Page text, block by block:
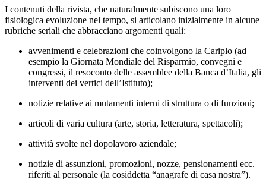
I contenuti della rivista, che naturalmente subiscono una loro
fisiologica evoluzione nel tempo, si articolano inizialmente in alcune
rubriche seriali che abbracciano argomenti quali:
avvenimenti e celebrazioni che coinvolgono la Cariplo (ad
esempio la Giornata Mondiale del Risparmio, convegni e
congressi, il resoconto delle assemblee della Banca d’Italia, gli
interventi dei vertici dell’Istituto);
notizie relative ai mutamenti interni di struttura o di funzioni;
articoli di varia cultura (arte, storia, letteratura, spettacoli);
attività svolte nel dopolavoro aziendale;
notizie di assunzioni, promozioni, nozze, pensionamenti ecc.
riferiti al personale (la cosiddetta “anagrafe di casa nostra”).